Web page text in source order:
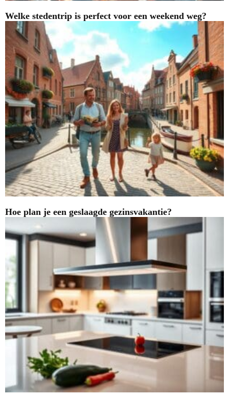
Welke stedentrip is perfect voor een weekend weg?
Hoe plan je een geslaagde gezinsvakantie?